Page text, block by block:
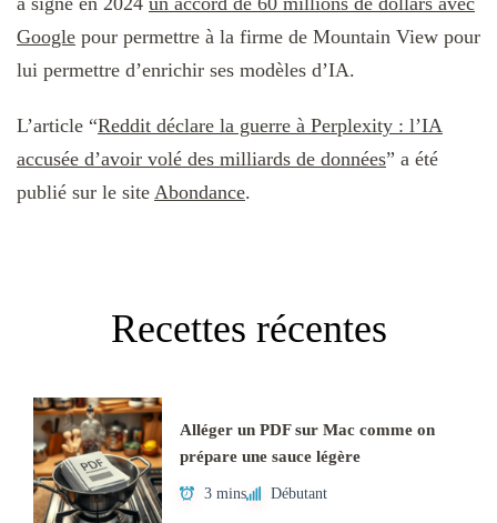
Google pour permettre à la firme de Mountain View pour
lui permettre d’enrichir ses modèles d’IA.
L’article “Reddit déclare la guerre à Perplexity : l’IA
accusée d’avoir volé des milliards de données” a été
publié sur le site Abondance.
Recettes récentes
Alléger un PDF sur Mac comme on
prépare une sauce légère
3 mins Débutant